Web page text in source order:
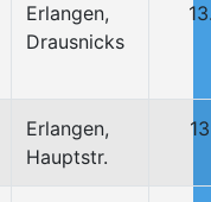
Erlangen,
Drausnicks
Erlangen,
Hauptstr.